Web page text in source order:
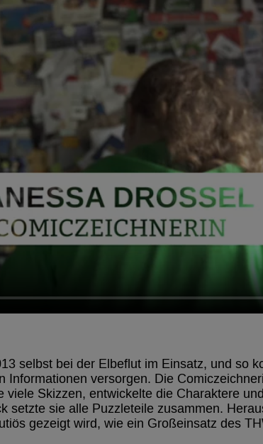
selbst bei der Elbeflut im Einsatz, und so
Informationen versorgen. Die
viele Skizzen, entwickelte die Charaktere
setzte sie alle Puzzleteile zusammen.
gezeigt wird, wie ein Großeinsatz des